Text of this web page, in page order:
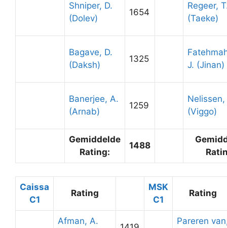
Shniper, D.
(Dolev)
1654
Regeer,
(Taeke)
Bagave, D.
(Daksh)
1325
J. (Jinan)
Banerjee, A.
(Arnab)
1259
Nelissen,
(Viggo)
Gemiddelde
Rating:
1488
Caissa
C1
Rating
MSK
C1
Rating
Afman, A.
Pareren